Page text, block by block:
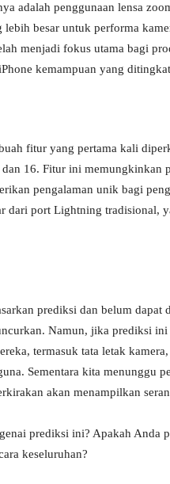
adalah penggunaan lensa
besar untuk performa
menjadi fokus utama bagi
kemampuan yang
fitur yang pertama kali
16. Fitur ini memungkinkan
pengalaman unik bagi
dari port Lightning tradisional,
prediksi dan belum dapat
Namun, jika prediksi
termasuk tata letak
Sementara kita menunggu
akan menampilkan
prediksi ini? Apakah Anda
keseluruhan?